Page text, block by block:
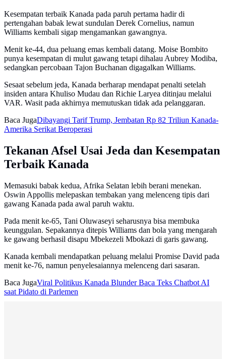
Kesempatan terbaik Kanada pada paruh pertama hadir di
pertengahan babak lewat sundulan Derek Cornelius, namun
Williams kembali sigap mengamankan gawangnya.
Menit ke-44, dua peluang emas kembali datang. Moise Bombito
punya kesempatan di mulut gawang tetapi dihalau Aubrey Modiba,
sedangkan percobaan Tajon Buchanan digagalkan Williams.
Sesaat sebelum jeda, Kanada berharap mendapat penalti setelah
insiden antara Khuliso Mudau dan Richie Laryea ditinjau melalui
VAR. Wasit pada akhirnya memutuskan tidak ada pelanggaran.
Baca JugaDibayangi Tarif Trump, Jembatan Rp 82 Triliun Kanada-
Amerika Serikat Beroperasi
Tekanan Afsel Usai Jeda dan Kesempatan
Terbaik Kanada
Memasuki babak kedua, Afrika Selatan lebih berani menekan.
Oswin Appollis melepaskan tembakan yang melenceng tipis dari
gawang Kanada pada awal paruh waktu.
Pada menit ke-65, Tani Oluwaseyi seharusnya bisa membuka
keunggulan. Sepakannya ditepis Williams dan bola yang mengarah
ke gawang berhasil disapu Mbekezeli Mbokazi di garis gawang.
Kanada kembali mendapatkan peluang melalui Promise David pada
menit ke-76, namun penyelesaiannya melenceng dari sasaran.
Baca JugaViral Politikus Kanada Blunder Baca Teks Chatbot AI
saat Pidato di Parlemen